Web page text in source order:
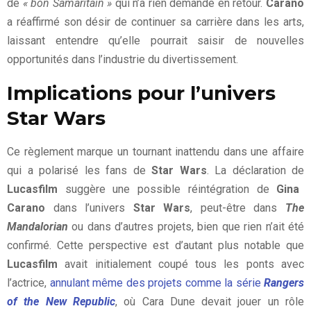
de « bon Samaritain » qui n’a rien demandé en retour. Carano
a réaffirmé son désir de continuer sa carrière dans les arts,
laissant entendre qu’elle pourrait saisir de nouvelles
opportunités dans l’industrie du divertissement.
Implications pour l’univers
Star Wars
Ce règlement marque un tournant inattendu dans une affaire
qui a polarisé les fans de Star Wars. La déclaration de
Lucasfilm suggère une possible réintégration de Gina
Carano dans l’univers Star Wars, peut-être dans The
Mandalorian ou dans d’autres projets, bien que rien n’ait été
confirmé. Cette perspective est d’autant plus notable que
Lucasfilm avait initialement coupé tous les ponts avec
l’actrice, annulant même des projets comme la série Rangers
of the New Republic, où Cara Dune devait jouer un rôle